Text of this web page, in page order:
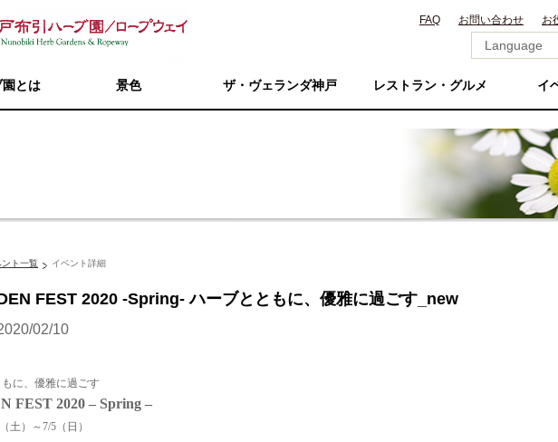
FAQ お問い合わせ お
園とは 景色 ザ・ヴェランダ神戸 レストラン・グルメ イ
ント一覧 イベント詳細
FEST 2020 -Spring- ハーブとともに、優雅に過ごす_new
02/10
に、優雅に過ごす
FEST 2020 – Spring –
土）～7/5（日）